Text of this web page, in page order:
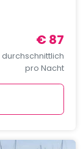
€ 87
durchschnittlich
pro Nacht